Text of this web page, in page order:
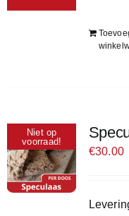
Niet op
voorraad!
€30.00